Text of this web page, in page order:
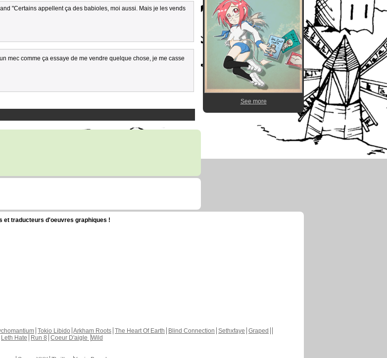
"Certains appellent ça des babioles, moi aussi. Mais je les vends
mec comme ça essaye de me vendre quelque chose, je me casse
See more
et traducteurs d'oeuvres graphiques !
Tokio Libido Arkham Roots The Heart Of Earth Blind Connection Sethxfaye Graped
Leth Hate Run 8 Coeur D'aigle Wild